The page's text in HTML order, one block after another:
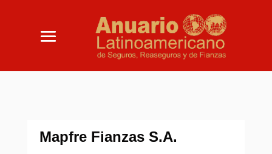
Mapfre Fianzas S.A.